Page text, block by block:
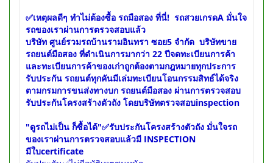
✅เหตุผลดีๆ ทำไม่ต้องซื้อ รถมือสอง ที่นี่! รถสวยเกรดA มั่นใจ
รถของเราผ่านการตรวจสอบแล้ว
บริษัท ศูนย์รวมรถบ้านรามอินทรา ซอย5 จำกัด บริษัทขาย
รถยนต์มือสอง ที่ดำเนินการมากว่า 22 ปีจดทะเบียนการค้า
และทะเบียนการค้าของเก่าถูกต้องตามกฎหมายทุกประการ
รับประกัน รถยนต์ทุกคันมีเล่มทะเบียนโอนกรรมสิทธ์ได้จริง
ตามกรมการขนส่งทางบก รถยนต์มือสอง ผ่านการตรวจสอบ
รับประกันโครงสร้างตัวถัง โดยบริษัทตรวจสอบinspection
"ดูรถไม่เป็น ก็ซื้อได้"✅รับประกันโครงสร้างตัวถัง มั่นใจรถ
ของเราผ่านการตรวจสอบแล้วมี INSPECTION
มีใบcertificate